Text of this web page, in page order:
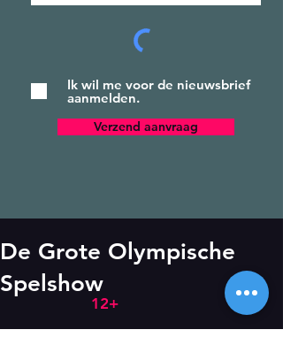
Ik wil me voor de nieuwsbrief
aanmelden.
Verzend aanvraag
De Grote Olympische
Spelshow
12+